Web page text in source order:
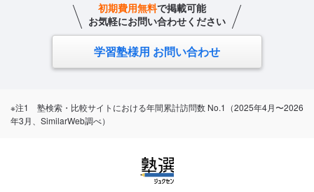
初期費用無料で掲載可能
お気軽にお問い合わせください
学習塾様用 お問い合わせ
※注1 塾検索・比較サイトにおける年間累計訪問数 No.1（2025年4月〜2026
年3月、SimilarWeb調べ）